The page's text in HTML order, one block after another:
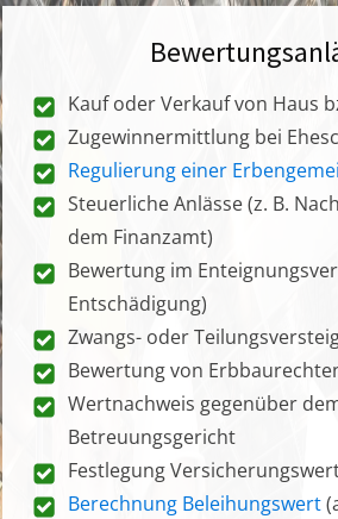
Kauf oder Verkauf von Haus
Zugewinnermittlung bei
Regulierung einer
Steuerliche Anlässe (z. B.
dem Finanzamt)
Bewertung im
Entschädigung)
Zwangs- oder
Bewertung von
Wertnachweis gegenüber
Betreuungsgericht
Festlegung
Berechnung Beleihungswert